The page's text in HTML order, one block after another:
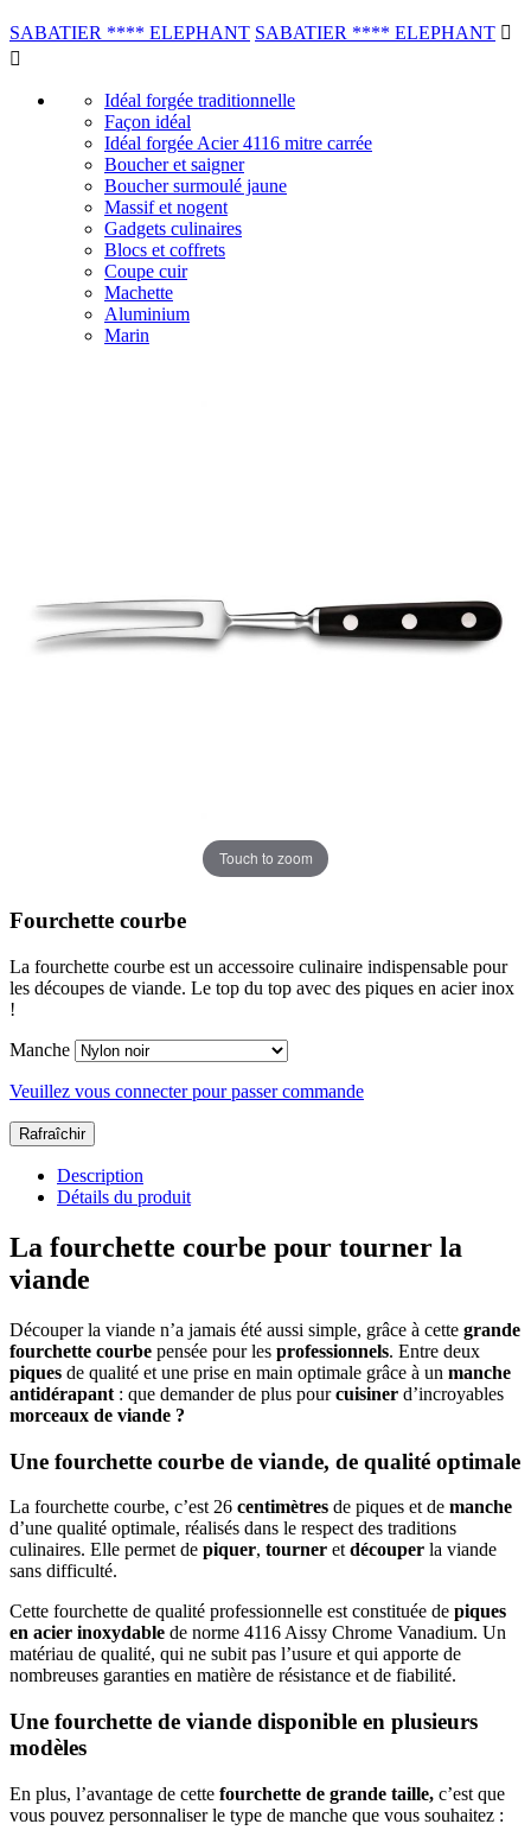
SABATIER **** ELEPHANT SABATIER **** ELEPHANT 

Idéal forgée traditionnelle
Façon idéal
Idéal forgée Acier 4116 mitre carrée
Boucher et saigner
Boucher surmoulé jaune
Massif et nogent
Gadgets culinaires
Blocs et coffrets
Coupe cuir
Machette
Aluminium
Marin
Touch to zoom
Fourchette courbe
La fourchette courbe est un accessoire culinaire indispensable pour
les découpes de viande. Le top du top avec des piques en acier inox
!
Manche
Veuillez vous connecter pour passer commande
Description
Détails du produit
La fourchette courbe pour tourner la
viande
Découper la viande n’a jamais été aussi simple, grâce à cette grande
fourchette courbe pensée pour les professionnels. Entre deux
piques de qualité et une prise en main optimale grâce à un manche
antidérapant : que demander de plus pourcuisiner d’incroyables
morceaux de viande ?
Une fourchette courbe de viande, de qualité optimale
La fourchette courbe, c’est 26 centimètres de piques et de manche
d’une qualité optimale, réalisés dans le respect des traditions
culinaires. Elle permet de piquer, tourner et découper la viande
sans difficulté.
Cette fourchette de qualité professionnelle est constituée de piques
en acier inoxydable de norme 4116 Aissy Chrome Vanadium. Un
matériau de qualité, qui ne subit pas l’usure et qui apporte de
nombreuses garanties en matière de résistance et de fiabilité.
Une fourchette de viande disponible en plusieurs
modèles
En plus, l’avantage de cette fourchette de grande taille, c’est que
vous pouvez personnaliser le type de manche que vous souhaitez :